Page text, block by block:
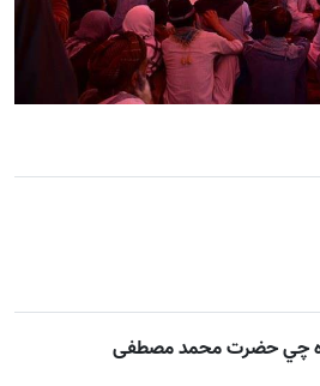
چي حضرت محمد مصطفى